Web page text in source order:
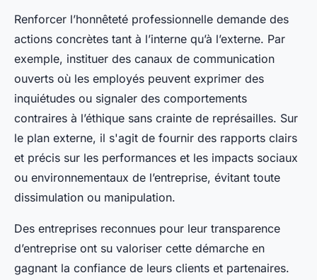
Renforcer l’honnêteté professionnelle demande des
actions concrètes tant à l’interne qu’à l’externe. Par
exemple, instituer des canaux de communication
ouverts où les employés peuvent exprimer des
inquiétudes ou signaler des comportements
contraires à l’éthique sans crainte de représailles. Sur
le plan externe, il s'agit de fournir des rapports clairs
et précis sur les performances et les impacts sociaux
ou environnementaux de l’entreprise, évitant toute
dissimulation ou manipulation.
Des entreprises reconnues pour leur transparence
d’entreprise ont su valoriser cette démarche en
gagnant la confiance de leurs clients et partenaires.